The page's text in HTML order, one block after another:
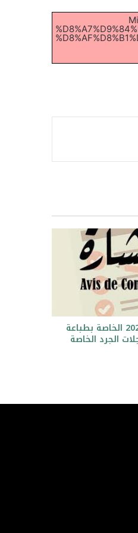
استشارة رقم 2024/17 الخاصة بطباعة
الجرد الخاصة